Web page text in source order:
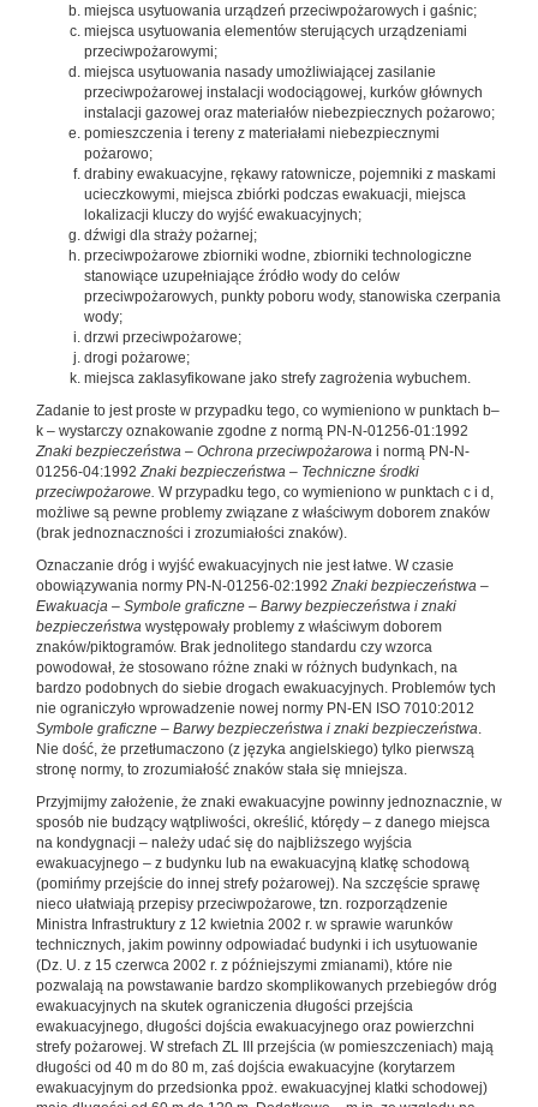
miejsca usytuowania urządzeń przeciwpożarowych i gaśnic;
miejsca usytuowania elementów sterujących urządzeniami
przeciwpożarowymi;
miejsca usytuowania nasady umożliwiającej zasilanie
przeciwpożarowej instalacji wodociągowej, kurków głównych
instalacji gazowej oraz materiałów niebezpiecznych pożarowo;
pomieszczenia i tereny z materiałami niebezpiecznymi
pożarowo;
drabiny ewakuacyjne, rękawy ratownicze, pojemniki z maskami
ucieczkowymi, miejsca zbiórki podczas ewakuacji, miejsca
lokalizacji kluczy do wyjść ewakuacyjnych;
dźwigi dla straży pożarnej;
przeciwpożarowe zbiorniki wodne, zbiorniki technologiczne
stanowiące uzupełniające źródło wody do celów
przeciwpożarowych, punkty poboru wody, stanowiska czerpania
wody;
drzwi przeciwpożarowe;
drogi pożarowe;
miejsca zaklasyfikowane jako strefy zagrożenia wybuchem.
Zadanie to jest proste w przypadku tego, co wymieniono w punktach b–
k – wystarczy oznakowanie zgodne z normą PN-N-01256-01:1992
Znaki bezpieczeństwa – Ochrona przeciwpożarowa i normą PN-N-
01256-04:1992Znaki bezpieczeństwa – Techniczne środki
przeciwpożarowe. W przypadku tego, co wymieniono w punktach c i d,
możliwe są pewne problemy związane z właściwym doborem znaków
(brak jednoznaczności i zrozumiałości znaków).
Oznaczanie dróg i wyjść ewakuacyjnych nie jest łatwe. W czasie
obowiązywania normy PN-N-01256-02:1992Znaki bezpieczeństwa –
Ewakuacja – Symbole graficzne – Barwy bezpieczeństwa i znaki
bezpieczeństwa występowały problemy z właściwym doborem
znaków/piktogramów. Brak jednolitego standardu czy wzorca
powodował, że stosowano różne znaki w różnych budynkach, na
bardzo podobnych do siebie drogach ewakuacyjnych. Problemów tych
nie ograniczyło wprowadzenie nowej normy PN-EN ISO 7010:2012
Symbole graficzne – Barwy bezpieczeństwa i znaki bezpieczeństwa.
Nie dość, że przetłumaczono (z języka angielskiego) tylko pierwszą
stronę normy, to zrozumiałość znaków stała się mniejsza.
Przyjmijmy założenie, że znaki ewakuacyjne powinny jednoznacznie, w
sposób nie budzący wątpliwości, określić, którędy – z danego miejsca
na kondygnacji – należy udać się do najbliższego wyjścia
ewakuacyjnego – z budynku lub na ewakuacyjną klatkę schodową
(pomińmy przejście do innej strefy pożarowej). Na szczęście sprawę
nieco ułatwiają przepisy przeciwpożarowe, tzn. rozporządzenie
Ministra Infrastruktury z 12 kwietnia 2002 r. w sprawie warunków
technicznych, jakim powinny odpowiadać budynki i ich usytuowanie
(Dz. U. z 15 czerwca 2002 r. z późniejszymi zmianami), które nie
pozwalają na powstawanie bardzo skomplikowanych przebiegów dróg
ewakuacyjnych na skutek ograniczenia długości przejścia
ewakuacyjnego, długości dojścia ewakuacyjnego oraz powierzchni
strefy pożarowej. W strefach ZL III przejścia (w pomieszczeniach) mają
długości od 40 m do 80 m, zaś dojścia ewakuacyjne (korytarzem
ewakuacyjnym do przedsionka ppoż. ewakuacyjnej klatki schodowej)